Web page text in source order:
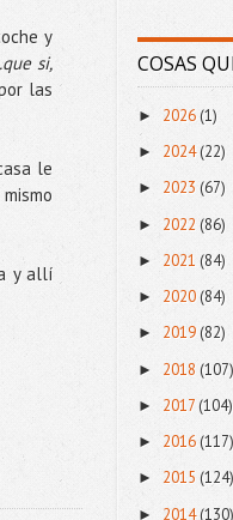
y
si,
las
le
y allí
COSAS
► 2026 (1)
► 2024(22)
► 2023 (67)
► 2022 (86)
► 2021 (84)
► 2020(84)
► 2019(82)
► 2018 (107)
► 2017 (104)
► 2016(117)
► 2015 (124)
► 2014(130)